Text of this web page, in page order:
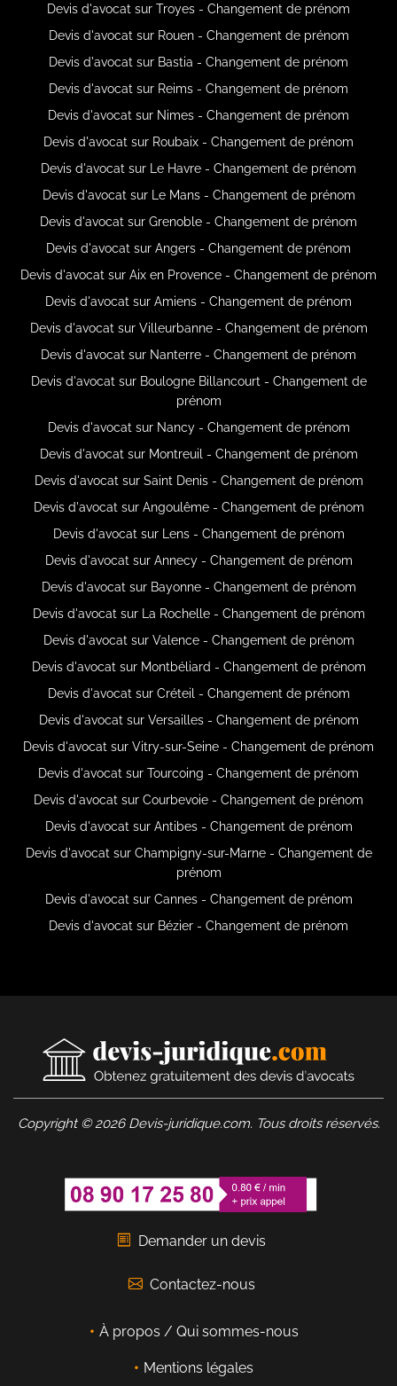
Devis d'avocat sur Troyes - Changement de prénom
Devis d'avocat sur Rouen - Changement de prénom
Devis d'avocat sur Bastia - Changement de prénom
Devis d'avocat sur Reims - Changement de prénom
Devis d'avocat sur Nimes - Changement de prénom
Devis d'avocat sur Roubaix - Changement de prénom
Devis d'avocat sur Le Havre - Changement de prénom
Devis d'avocat sur Le Mans - Changement de prénom
Devis d'avocat sur Grenoble - Changement de prénom
Devis d'avocat sur Angers - Changement de prénom
Devis d'avocat sur Aix en Provence - Changement de prénom
Devis d'avocat sur Amiens - Changement de prénom
Devis d'avocat sur Villeurbanne - Changement de prénom
Devis d'avocat sur Nanterre - Changement de prénom
Devis d'avocat sur Boulogne Billancourt - Changement de
prénom
Devis d'avocat sur Nancy - Changement de prénom
Devis d'avocat sur Montreuil - Changement de prénom
Devis d'avocat sur Saint Denis - Changement de prénom
Devis d'avocat sur Angoulême - Changement de prénom
Devis d'avocat sur Lens - Changement de prénom
Devis d'avocat sur Annecy - Changement de prénom
Devis d'avocat sur Bayonne - Changement de prénom
Devis d'avocat sur La Rochelle - Changement de prénom
Devis d'avocat sur Valence - Changement de prénom
Devis d'avocat sur Montbéliard - Changement de prénom
Devis d'avocat sur Créteil - Changement de prénom
Devis d'avocat sur Versailles - Changement de prénom
Devis d'avocat sur Vitry-sur-Seine - Changement de prénom
Devis d'avocat sur Tourcoing - Changement de prénom
Devis d'avocat sur Courbevoie - Changement de prénom
Devis d'avocat sur Antibes - Changement de prénom
Devis d'avocat sur Champigny-sur-Marne - Changement de
prénom
Devis d'avocat sur Cannes - Changement de prénom
Devis d'avocat sur Bézier - Changement de prénom
Copyright © 2026 Devis-juridique.com. Tous droits réservés.
Demander un devis
Contactez-nous
À propos / Qui sommes-nous
Mentions légales